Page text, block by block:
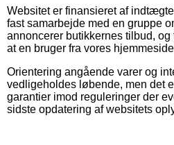
Websitet er finansieret af
fast samarbejde med en gruppe
annoncerer butikkernes tilbud,
at en bruger fra vores
Orientering angående varer og
vedligeholdes løbende, men det
garantier imod reguleringer der
sidste opdatering af websitets